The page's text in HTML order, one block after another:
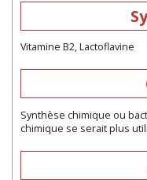
Vitamine B2, Lactoflavine
Synthèse chimique ou
chimique se serait plus